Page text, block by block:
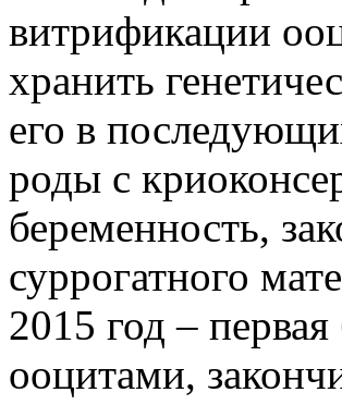
витрификации
хранить
его в
роды с
беременность,
суррогатного
2015 год –
ооцитами,